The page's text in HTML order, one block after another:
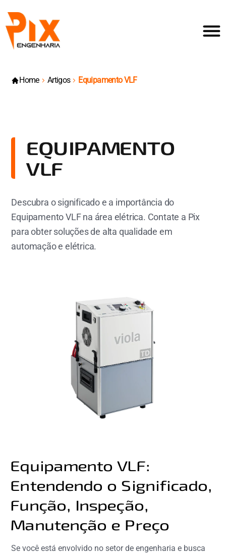
Home Artigos Equipamento VLF
EQUIPAMENTO
VLF
Descubra o significado e a importância do
Equipamento VLF na área elétrica. Contate a Pix
para obter soluções de alta qualidade em
automação e elétrica.
Equipamento VLF:
Entendendo o Significado,
Função, Inspeção,
Manutenção e Preço
Se você está envolvido no setor de engenharia e busca